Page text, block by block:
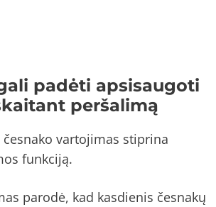
padėti apsisaugoti
peršalimą
česnako vartojimas stiprina
funkciją.
parodė, kad kasdienis česnakų